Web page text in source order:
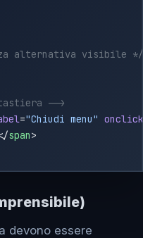
="Chiudi menu" onclick
span
devono essere